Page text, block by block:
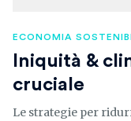
ECONOMIA
Iniquità &
cruciale
Le strategie per